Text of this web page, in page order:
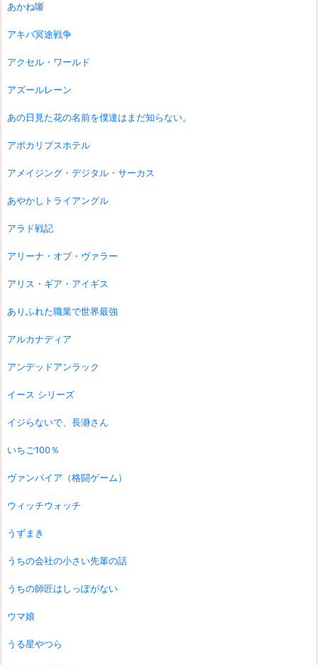
あかね噺
アキバ冥途戦争
アクセル・ワールド
アズールレーン
あの日見た花の名前を僕達はまだ知らない。
アポカリプスホテル
アメイジング・デジタル・サーカス
あやかしトライアングル
アラド戦記
アリーナ・オブ・ヴァラー
アリス・ギア・アイギス
ありふれた職業で世界最強
アルカナディア
アンデッドアンラック
イース シリーズ
イジらないで、長瀞さん
いちご100％
ヴァンパイア（格闘ゲーム）
ウィッチウォッチ
うずまき
うちの会社の小さい先輩の話
うちの師匠はしっぽがない
ウマ娘
うる星やつら